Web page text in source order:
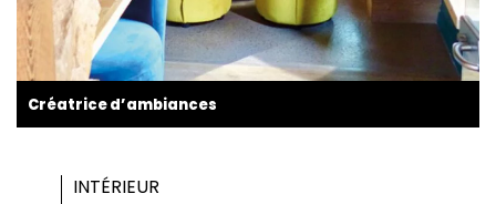
Créatrice d’ambiances
INTÉRIEUR